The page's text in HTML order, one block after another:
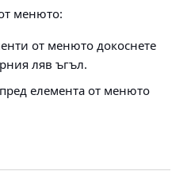
менюто:
от менюто докоснете
ляв ъгъл.
елемента от менюто